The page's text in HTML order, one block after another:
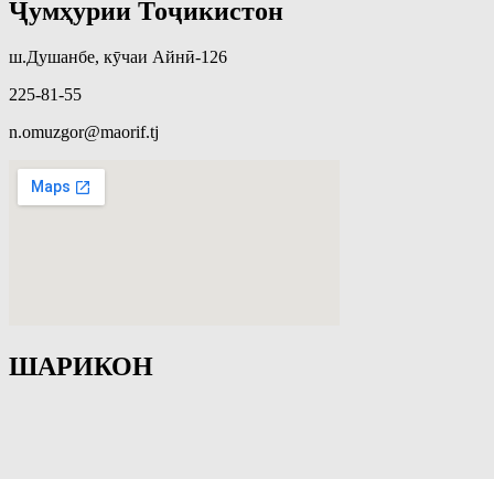
Ҷумҳурии Тоҷикистон
ш.Душанбе, кӯчаи Айнӣ-126
225-81-55
n.omuzgor@maorif.tj
ШАРИКОН